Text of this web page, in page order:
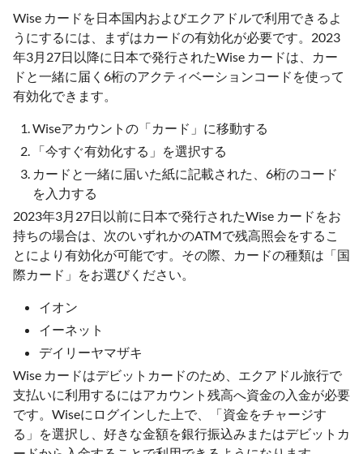
Wise カードを日本国内およびエクアドルで利用できるよ
うにするには、まずはカードの有効化が必要です。2023
年3月27日以降に日本で発行されたWise カードは、カー
ドと一緒に届く6桁のアクティベーションコードを使って
有効化できます。
Wiseアカウントの「カード」に移動する
「今すぐ有効化する」を選択する
カードと一緒に届いた紙に記載された、6桁のコード
を入力する
2023年3月27日以前に日本で発行されたWise カードをお
持ちの場合は、次のいずれかのATMで残高照会をするこ
とにより有効化が可能です。その際、カードの種類は「国
際カード」をお選びください。
イオン
イーネット
デイリーヤマザキ
Wise カードはデビットカードのため、エクアドル旅行で
支払いに利用するにはアカウント残高へ資金の入金が必要
です。Wiseにログインした上で、「資金をチャージす
る」を選択し、好きな金額を銀行振込みまたはデビットカ